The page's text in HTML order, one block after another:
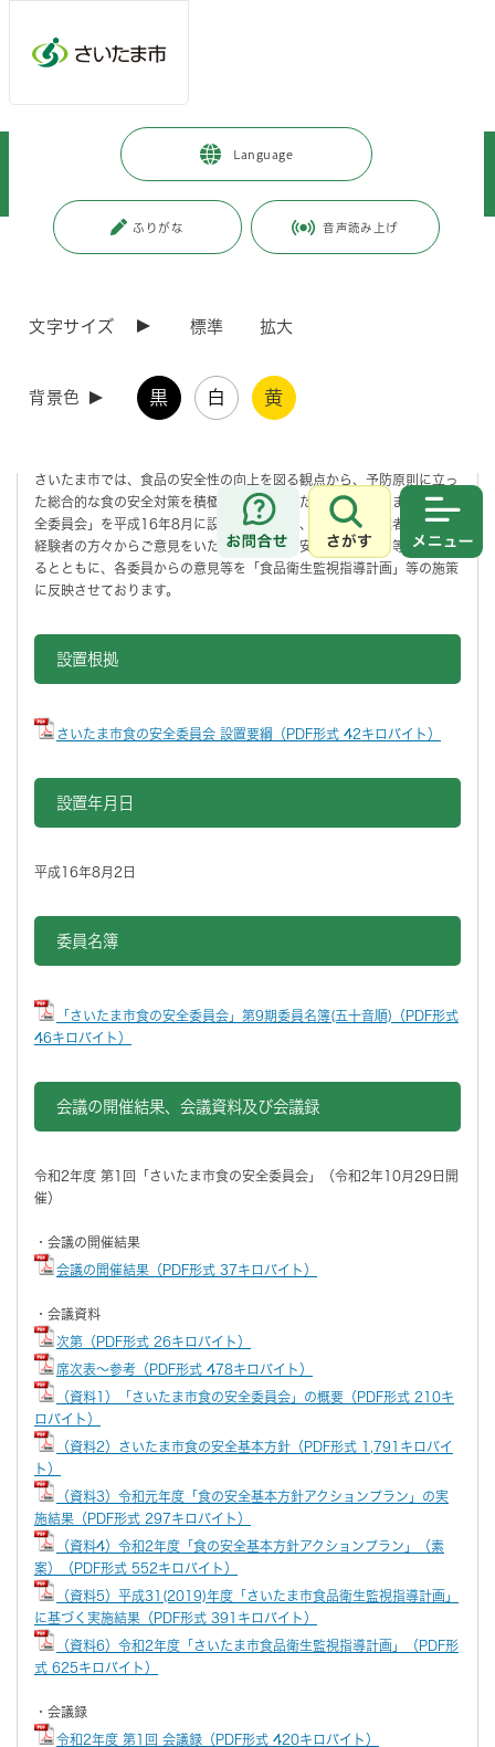
Language
ふりがな 音声読み上げ
文字サイズ 標準 拡大
背景色 黒 白 黄
お問合せ
さがす
市政情報 情報公開の総合的な推進
附属機関及び協議会等
附属機関及び協議会等の開催結果
更新日付：2024年1月16日 / ページ番号：C076535
さいたま市では、食品の安全性の向上を図る観点から、予防原則に立っ
た総合的な食の安全対策を積極的に推進するために「さいたま市食の安
全委員会」を平成16年8月に設置し、消費者、生産者、事業者及び学識
経験者の方々からご意見をいただき、「食の安全基本方針」等を策定す
るとともに、各委員からの意見等を「食品衛生監視指導計画」等の施策
に反映させております。
設置根拠
さいたま市食の安全委員会 設置要綱（PDF形式 42キロバイト）
設置年月日
平成16年8月2日
委員名簿
「さいたま市食の安全委員会」第9期委員名簿(五十音順)（PDF形式
46キロバイト）
会議の開催結果、会議資料及び会議録
令和2年度 第1回「さいたま市食の安全委員会」（令和2年10月29日開
催）
・会議の開催結果
会議の開催結果（PDF形式 37キロバイト）
・会議資料
次第（PDF形式 26キロバイト）
席次表～参考（PDF形式 478キロバイト）
（資料1）「さいたま市食の安全委員会」の概要（PDF形式 210キ
ロバイト）
（資料2）さいたま市食の安全基本方針（PDF形式 1,791キロバイ
ト）
（資料3）令和元年度「食の安全基本方針アクションプラン」の実
施結果（PDF形式 297キロバイト）
（資料4）令和2年度「食の安全基本方針アクションプラン」（素
案）（PDF形式 552キロバイト）
（資料5）平成31(2019)年度「さいたま市食品衛生監視指導計画」
に基づく実施結果（PDF形式 391キロバイト）
（資料6）令和2年度「さいたま市食品衛生監視指導計画」（PDF形
式 625キロバイト）
・会議録
令和2年度 第1回 会議録（PDF形式 420キロバイト）